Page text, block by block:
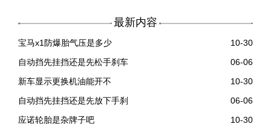
最新内容
宝马x1防爆胎气压是多少
10-30
自动挡先挂挡还是先松手刹车
06-06
新车显示更换机油能开不
10-30
自动挡先挂挡还是先放下手刹
06-06
应诺轮胎是杂牌子吧
10-30